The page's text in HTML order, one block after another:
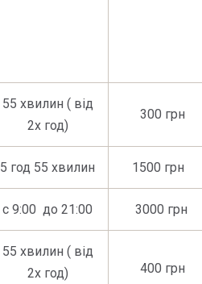
55 хвилин ( від
2х год)
300 грн
5 год 55 хвилин 1500 грн
с 9:00 до 21:00 3000 грн
55 хвилин ( від
2х год)
400 грн